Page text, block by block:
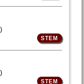
)
)